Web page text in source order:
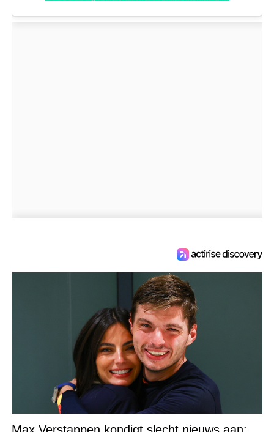
Max Verstappen kondigt slecht nieuws aan: